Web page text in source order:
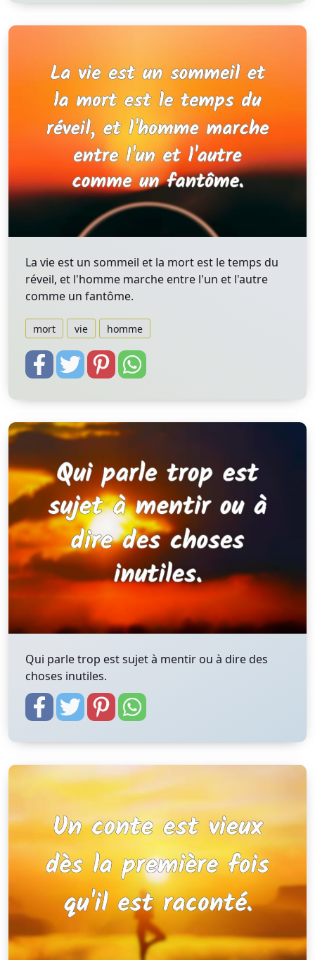
La vie est un sommeil et la mort est le temps du
réveil, et l'homme marche entre l'un et l'autre
comme un fantôme.
mort vie homme
Qui parle trop est sujet à mentir ou à dire des
choses inutiles.